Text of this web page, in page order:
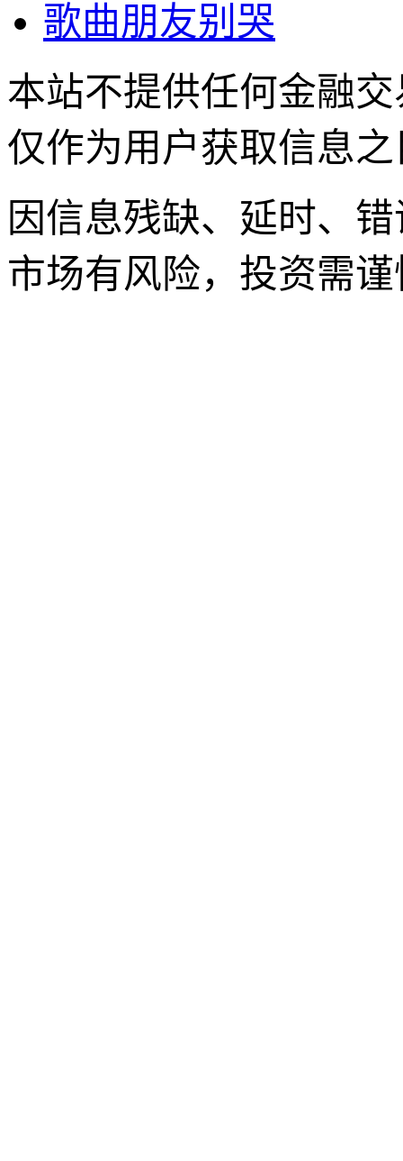
歌曲朋友别哭
本站不提供任何金融
仅作为用户获取信息
因信息残缺、延时、
市场有风险，投资需